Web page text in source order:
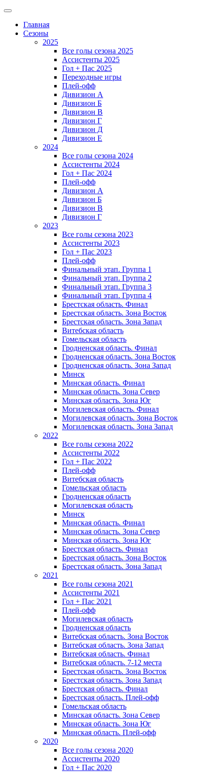
Главная
Сезоны
2025
Все голы сезона 2025
Ассистенты 2025
Гол + Пас 2025
Переходные игры
Плей-офф
Дивизион A
Дивизион Б
Дивизион В
Дивизион Г
Дивизион Д
Дивизион Е
2024
Все голы сезона 2024
Ассистенты 2024
Гол + Пас 2024
Плей-офф
Дивизион A
Дивизион Б
Дивизион В
Дивизион Г
2023
Все голы сезона 2023
Ассистенты 2023
Гол + Пас 2023
Плей-офф
Финальный этап. Группа 1
Финальный этап. Группа 2
Финальный этап. Группа 3
Финальный этап. Группа 4
Брестская область. Финал
Брестская область. Зона Восток
Брестская область. Зона Запад
Витебская область
Гомельская область
Гродненская область. Финал
Гродненская область. Зона Восток
Гродненская область. Зона Запад
Минск
Минская область. Финал
Минская область. Зона Север
Минская область. Зона Юг
Могилевская область. Финал
Могилевская область. Зона Восток
Могилевская область. Зона Запад
2022
Все голы сезона 2022
Ассистенты 2022
Гол + Пас 2022
Плей-офф
Витебская область
Гомельская область
Гродненская область
Могилевская область
Минск
Mинская область. Финал
Минская область. Зона Север
Минская область. Зона Юг
Брестская область. Финал
Брестская область. Зона Восток
Брестская область. Зона Запад
2021
Все голы сезона 2021
Ассистенты 2021
Гол + Пас 2021
Плей-офф
Могилевская область
Гродненская область
Витебская область. Зона Восток
Витебская область. Зона Запад
Витебская область. Финал
Витебская область. 7-12 места
Брестская область. Зона Восток
Брестская область. Зона Запад
Брестская область. Финал
Брестская область. Плей-офф
Гомельская область
Минская область. Зона Север
Минская область. Зона Юг
Минская область. Плей-офф
2020
Все голы сезона 2020
Ассистенты 2020
Гол + Пас 2020